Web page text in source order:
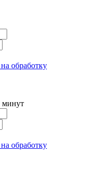
обработку
минут
обработку